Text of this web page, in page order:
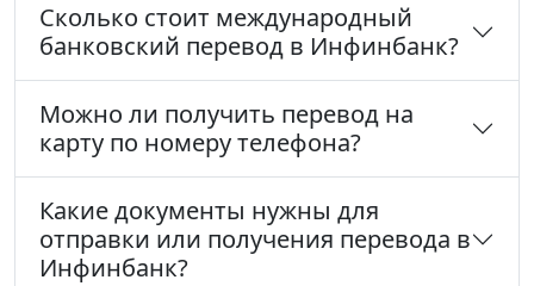
Сколько стоит международный
банковский перевод в Инфинбанк?
Можно ли получить перевод на
карту по номеру телефона?
Какие документы нужны для
отправки или получения перевода в
Инфинбанк?